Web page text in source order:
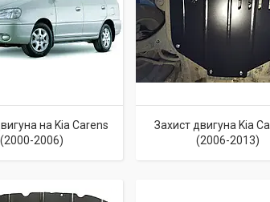
на Kia Carens
(2000-2006)
Захист двигуна Kia
(2006-2013)